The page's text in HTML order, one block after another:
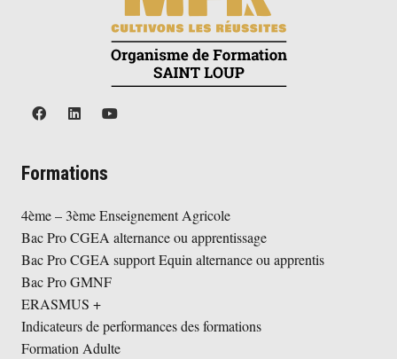
Formations
4ème – 3ème Enseignement Agricole
Bac Pro CGEA alternance ou apprentissage
Bac Pro CGEA support Equin alternance ou apprentis
Bac Pro GMNF
ERASMUS +
Indicateurs de performances des formations
Formation Adulte